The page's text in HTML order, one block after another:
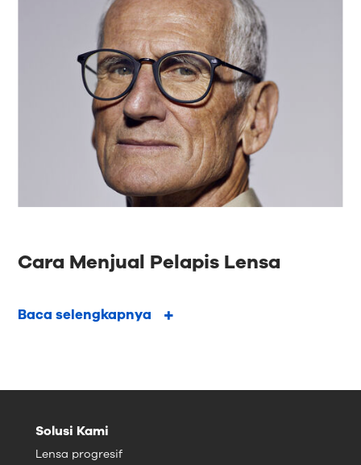
Cara Menjual Pelapis Lensa
Baca selengkapnya
Solusi Kami
Lensa progresif